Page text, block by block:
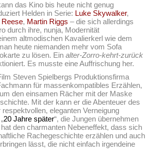
das Kino bis heute nicht genug
Helden in Serie: Luke Skywalker,
Reese, Martin Riggs – die sich allerdings
durch ihre, nunja, Modernität
altmodischen Kavalierkerl wie dem
heute niemanden mehr vom Sofa
zu lösen. Einalter-Zorro-kehrt-zurück
Es musste eine Auffrischung her.
Steven Spielbergs Produktionsfirma
für massenkompatibles Erzählen,
den einsamen Rächer mit der Maske
Mit der kann er die Abenteuer des
eleganten Verneigung
20 Jahre später“, die Jungen übernehmen
den charmanten Nebeneffekt, dass sich
Rachegeschichte erzählen und auch
lässt, die nicht einfach irgendeine